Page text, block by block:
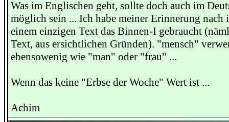
Was im Englischen geht, sollte doch auch im
möglich sein ... Ich habe meiner Erinnerung nach
einem einzigen Text das Binnen-I gebraucht
Text, aus ersichtlichen Gründen). "mensch"
ebensowenig wie "man" oder "frau" ...
Wenn das keine "Erbse der Woche" Wert ist ...
Achim